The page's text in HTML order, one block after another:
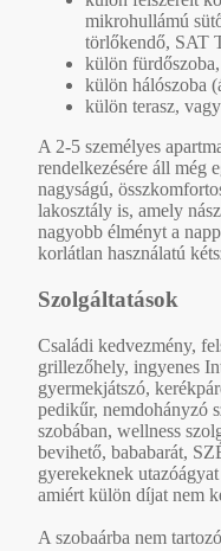
mikrohullámú
törlőkendő, SAT
külön
külön hálószoba
külön terasz,
A 2-5 személyes
rendelkezésére áll még
nagyságú,
lakosztály is, amely
nagyobb élményt a
korlátlan használatú
Szolgáltatások
Családi kedvezmény,
grillezőhely, ingyenes
gyermekjátszó,
pedikűr, nemdohányzó
szobában, wellness
bevihető, bababarát,
gyerekeknek
amiért külön díjat nem
A szobaárba nem